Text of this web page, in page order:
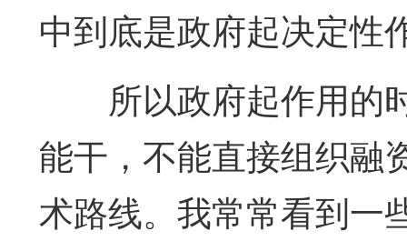
中到底是政府起决定性
所以政府起作用的
能干，不能直接组织融
术路线。我常常看到一